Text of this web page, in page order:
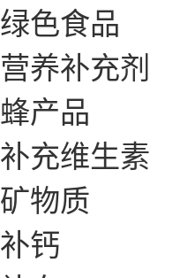
绿色食品
营养补充剂
蜂产品
补充维生素
矿物质
补钙